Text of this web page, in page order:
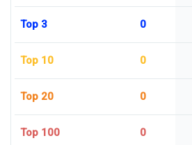
Top 3 0
Top 10 0
Top 20 0
Top 100 0